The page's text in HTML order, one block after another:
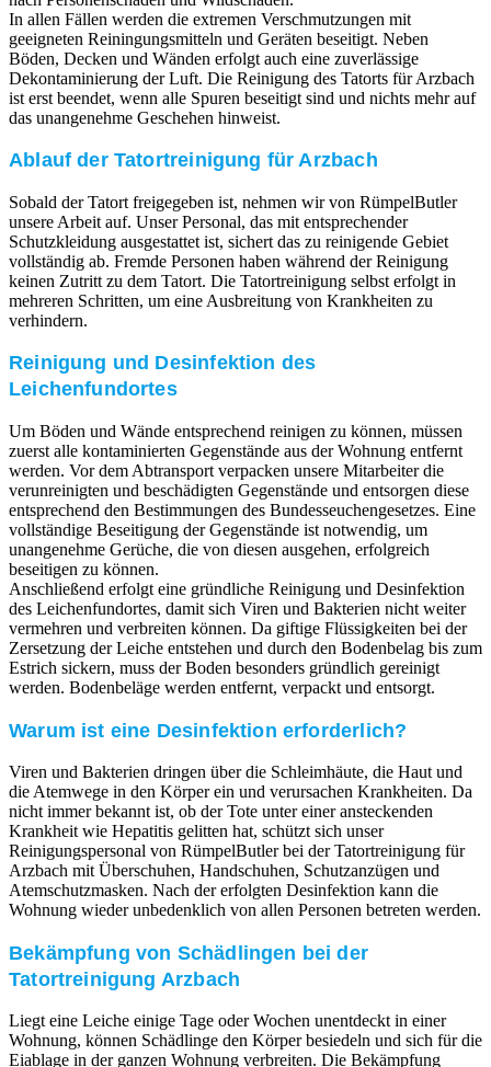
In allen Fällen werden die extremen Verschmutzungen mit
geeigneten Reiningungsmitteln und Geräten beseitigt. Neben
Böden, Decken und Wänden erfolgt auch eine zuverlässige
Dekontaminierung der Luft. Die Reinigung des Tatorts für Arzbach
ist erst beendet, wenn alle Spuren beseitigt sind und nichts mehr auf
das unangenehme Geschehen hinweist.
Ablauf der Tatortreinigung für Arzbach
Sobald der Tatort freigegeben ist, nehmen wir von RümpelButler
unsere Arbeit auf. Unser Personal, das mit entsprechender
Schutzkleidung ausgestattet ist, sichert das zu reinigende Gebiet
vollständig ab. Fremde Personen haben während der Reinigung
keinen Zutritt zu dem Tatort. Die Tatortreinigung selbst erfolgt in
mehreren Schritten, um eine Ausbreitung von Krankheiten zu
verhindern.
Reinigung und Desinfektion des
Leichenfundortes
Um Böden und Wände entsprechend reinigen zu können, müssen
zuerst alle kontaminierten Gegenstände aus der Wohnung entfernt
werden. Vor dem Abtransport verpacken unsere Mitarbeiter die
verunreinigten und beschädigten Gegenstände und entsorgen diese
entsprechend den Bestimmungen des Bundesseuchengesetzes. Eine
vollständige Beseitigung der Gegenstände ist notwendig, um
unangenehme Gerüche, die von diesen ausgehen, erfolgreich
beseitigen zu können.
Anschließend erfolgt eine gründliche Reinigung und Desinfektion
des Leichenfundortes, damit sich Viren und Bakterien nicht weiter
vermehren und verbreiten können. Da giftige Flüssigkeiten bei der
Zersetzung der Leiche entstehen und durch den Bodenbelag bis zum
Estrich sickern, muss der Boden besonders gründlich gereinigt
werden. Bodenbeläge werden entfernt, verpackt und entsorgt.
Warum ist eine Desinfektion erforderlich?
Viren und Bakterien dringen über die Schleimhäute, die Haut und
die Atemwege in den Körper ein und verursachen Krankheiten. Da
nicht immer bekannt ist, ob der Tote unter einer ansteckenden
Krankheit wie Hepatitis gelitten hat, schützt sich unser
Reinigungspersonal von RümpelButler bei der Tatortreinigung für
Arzbach mit Überschuhen, Handschuhen, Schutzanzügen und
Atemschutzmasken. Nach der erfolgten Desinfektion kann die
Wohnung wieder unbedenklich von allen Personen betreten werden.
Bekämpfung von Schädlingen bei der
Tatortreinigung Arzbach
Liegt eine Leiche einige Tage oder Wochen unentdeckt in einer
Wohnung, können Schädlinge den Körper besiedeln und sich für die
Eiablage in der ganzen Wohnung verbreiten. Die Bekämpfung